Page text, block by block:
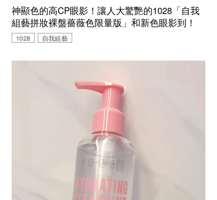
神顯色的高CP眼影！讓人大驚艷的1028「自我
組藝拼妝裸盤薔薇色限量版」和新色眼影到！
1028 自我組藝